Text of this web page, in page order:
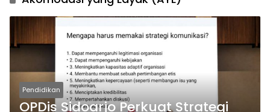
Pendidikan
OPDis Sidoarjo Perkuat Strategi